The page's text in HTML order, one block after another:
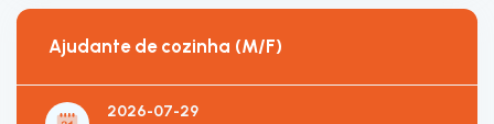
Ajudante de cozinha (M/F)
2026-07-29